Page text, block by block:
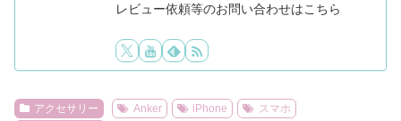
レビュー依頼等のお問い合わせはこちら
アクセサリー Anker iPhone
スマホ